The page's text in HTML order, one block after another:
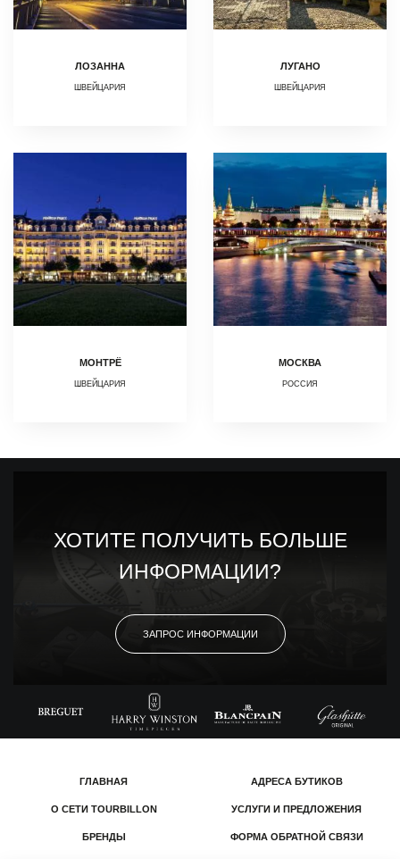
ЛОЗАННА
ШВЕЙЦАРИЯ
ЛУГАНО
ШВЕЙЦАРИЯ
МОНТРЁ
ШВЕЙЦАРИЯ
МОСКВА
РОССИЯ
ХОТИТЕ ПОЛУЧИТЬ БОЛЬШЕ
ИНФОРМАЦИИ?
ЗАПРОС ИНФОРМАЦИИ
ГЛАВНАЯ
О СЕТИ TOURBILLON
БРЕНДЫ
АДРЕСА БУТИКОВ
УСЛУГИ И ПРЕДЛОЖЕНИЯ
ФОРМА ОБРАТНОЙ СВЯЗИ